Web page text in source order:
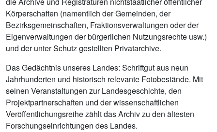
Körperschaften (namentlich der Gemeinden, der
Bezirksgemeinschaften, Fraktionsverwaltungen oder der
Eigenverwaltungen der bürgerlichen Nutzungsrechte usw.)
und der unter Schutz gestellten Privatarchive.
Das Gedächtnis unseres Landes: Schriftgut aus neun
Jahrhunderten und historisch relevante Fotobestände. Mit
seinen Veranstaltungen zur Landesgeschichte, den
Projektpartnerschaften und der wissenschaftlichen
Veröffentlichungsreihe zählt das Archiv zu den ältesten
Forschungseinrichtungen des Landes.